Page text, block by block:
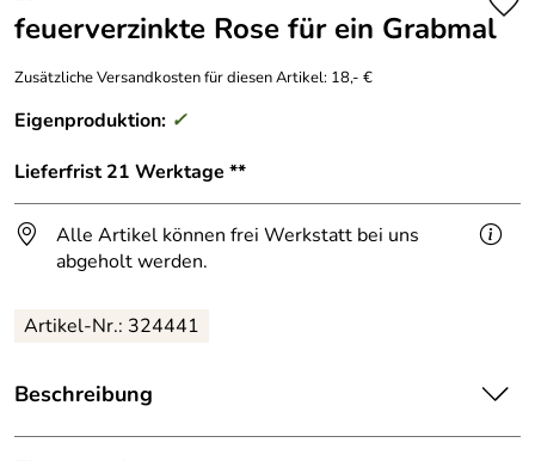
feuerverzinkte Rose für ein Grabmal
Zusätzliche Versandkosten für diesen Artikel: 18,- €
Eigenproduktion: ✓
Lieferfrist 21 Werktage **
Alle Artikel können frei Werkstatt bei uns
abgeholt werden.
Artikel-Nr.: 324441
Beschreibung
Feuerverzinkte Rose für ein Grabmal.